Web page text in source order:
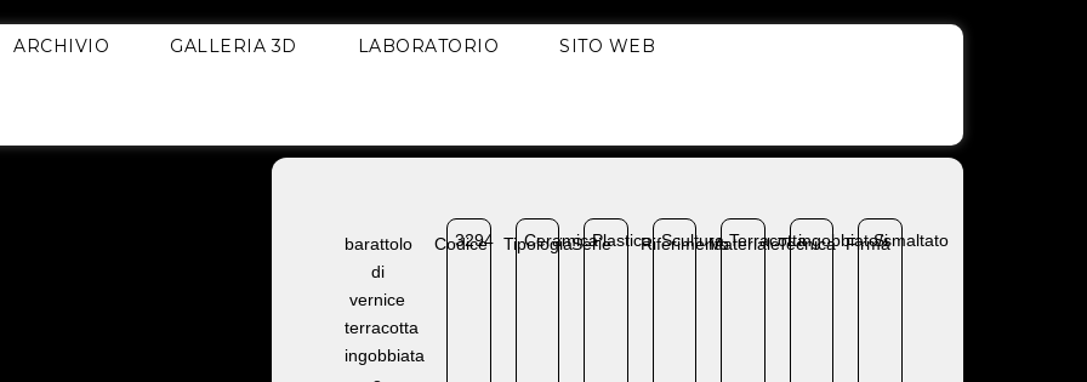
ARCHIVIO GALLERIA 3D LABORATORIO SITO WEB
barattolo
di
vernice
terracotta
ingobbiata
Codice
3294 Tipologia
Ceramica
SeriePlasticaRiferimento
SculturaMateriale
TerracottaTecnica
ingobbiato/smaltato
Firma
Si